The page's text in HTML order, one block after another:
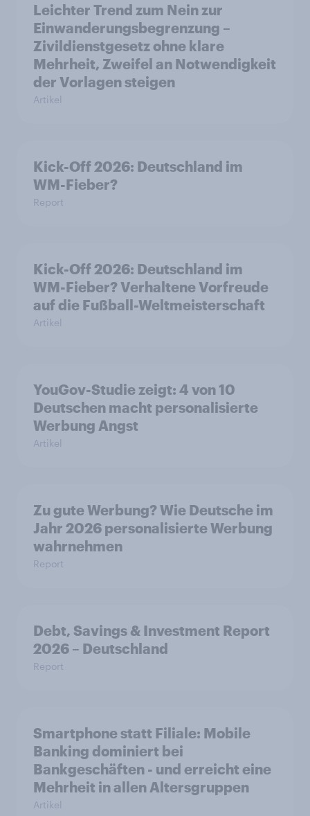
Leichter Trend zum Nein zur
Einwanderungsbegrenzung –
Zivildienstgesetz ohne klare
Mehrheit, Zweifel an Notwendigkeit
der Vorlagen steigen
Artikel
Kick-Off 2026: Deutschland im
WM-Fieber?
Report
Kick-Off 2026: Deutschland im
WM-Fieber? Verhaltene Vorfreude
auf die Fußball-Weltmeisterschaft
Artikel
YouGov-Studie zeigt: 4 von 10
Deutschen macht personalisierte
Werbung Angst
Artikel
Zu gute Werbung? Wie Deutsche im
Jahr 2026 personalisierte Werbung
wahrnehmen
Report
Debt, Savings & Investment Report
2026 – Deutschland
Report
Smartphone statt Filiale: Mobile
Banking dominiert bei
Bankgeschäften - und erreicht eine
Mehrheit in allen Altersgruppen
Artikel